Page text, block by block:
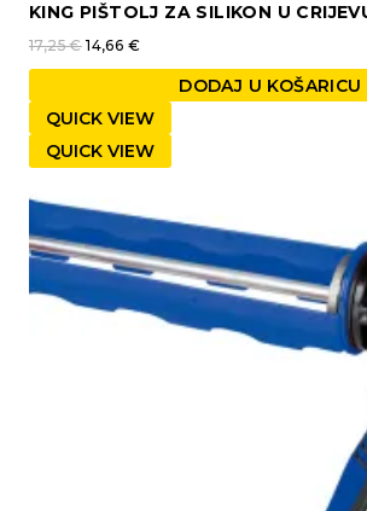
KING PIŠTOLJ ZA SILIKON U
17,25€ 14,66 €
DODAJ U KOŠARICU
QUICK VIEW
QUICK VIEW